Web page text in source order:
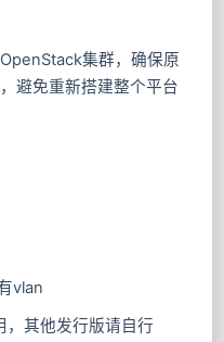
集群，确保原
避免重新搭建整个平台
vlan
其他发行版请自行